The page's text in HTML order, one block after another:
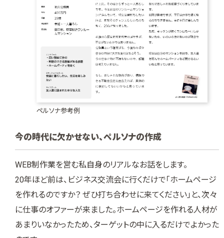
ペルソナ参考例
今の時代に欠かせない、ペルソナの作成
WEB制作業を営む私自身のリアルなお話をします。
20年ほど前は、ビジネス交流会に行くだけで「ホームページ
を作れるのですか？ ぜひ打ち合わせに来てください」と、次々
に仕事のオファーが来ました。ホームページを作れる人材が
あまりいなかったため、ターゲットの中に入るだけでよかった